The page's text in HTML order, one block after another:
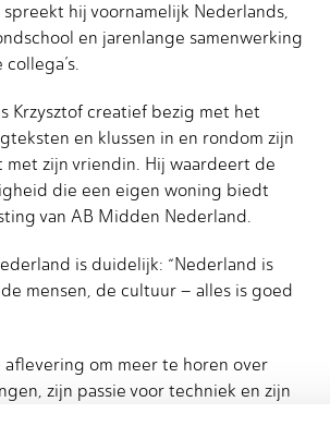
hij voornamelijk Nederlands,
en jarenlange samenwerking
Krzysztof creatief bezig met het
en klussen in en rondom zijn
met zijn vriendin. Hij waardeert de
die een eigen woning biedt
van AB Midden Nederland.
is duidelijk: “Nederland is
mensen, de cultuur – alles is goed
aflevering om meer te horen over
zijn passie voor techniek en zijn